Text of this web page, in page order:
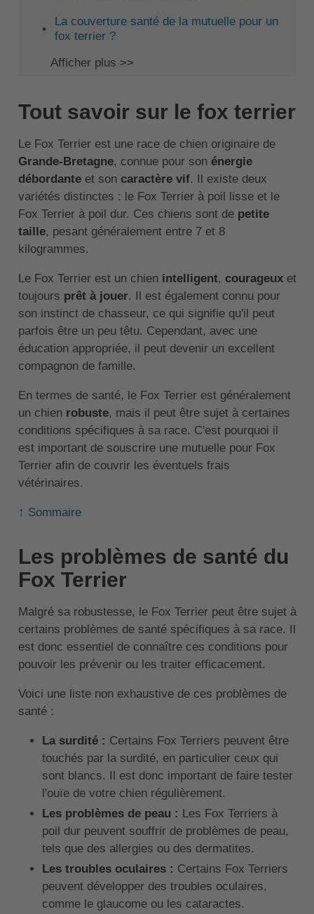
La couverture santé de la mutuelle pour un
fox terrier ?
Afficher plus >>
Tout savoir sur le fox terrier
Le Fox Terrier est une race de chien originaire de
Grande-Bretagne, connue pour son énergie
débordanteet son caractère vif. Il existe deux
variétés distinctes : le Fox Terrier à poil lisse et le
Fox Terrier à poil dur. Ces chiens sont de petite
taille, pesant généralement entre 7 et 8
kilogrammes.
Le Fox Terrier est un chienintelligent, courageuxet
toujours prêt à jouer. Il est également connu pour
son instinct de chasseur, ce qui signifie qu'il peut
parfois être un peu têtu. Cependant, avec une
éducation appropriée, il peut devenir un excellent
compagnon de famille.
En termes de santé, le Fox Terrier est généralement
un chien robuste, mais il peut être sujet à certaines
conditions spécifiques à sa race. C'est pourquoi il
est important de souscrire une mutuelle pour Fox
Terrier afin de couvrir les éventuels frais
vétérinaires.
↑ Sommaire
Les problèmes de santé du
Fox Terrier
Malgré sa robustesse, le Fox Terrier peut être sujet à
certains problèmes de santé spécifiques à sa race. Il
est donc essentiel de connaître ces conditions pour
pouvoir les prévenir ou les traiter efficacement.
Voici une liste non exhaustive de ces problèmes de
santé :
La surdité : Certains Fox Terriers peuvent être
touchés par la surdité, en particulier ceux qui
sont blancs. Il est donc important de faire tester
l'ouïe de votre chien régulièrement.
Les problèmes de peau : Les Fox Terriers à
poil dur peuvent souffrir de problèmes de peau,
tels que des allergies ou des dermatites.
Les troubles oculaires : Certains Fox Terriers
peuvent développer des troubles oculaires,
comme le glaucome ou les cataractes.